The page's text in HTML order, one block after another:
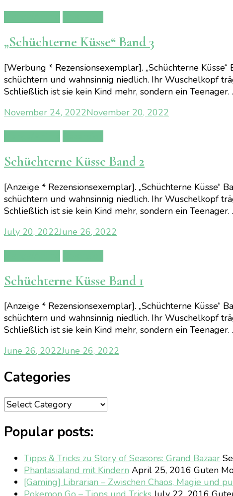
„Schüchterne Küsse“ Band 3
[Werbung * Rezensionsexemplar]. „Schüchterne
schüchtern und wahnsinnig niedlich. Ihr Wuschelkopf
Schließlich ist sie kein Kind mehr, sondern ein Teenager.
November 24, 2022November 20, 2022
Schüchterne Küsse Band 2
[Anzeige * Rezensionsexemplar]. „Schüchterne Küsse“
schüchtern und wahnsinnig niedlich. Ihr Wuschelkopf
Schließlich ist sie kein Kind mehr, sondern ein Teenager.
July 20, 2022June 26, 2022
Schüchterne Küsse Band 1
[Anzeige * Rezensionsexemplar]. „Schüchterne Küsse“
schüchtern und wahnsinnig niedlich. Ihr Wuschelkopf
Schließlich ist sie kein Kind mehr, sondern ein Teenager.
June 26, 2022June 26, 2022
Categories
Categories
Popular posts:
Tipps & Tricks zu Story of Seasons: Grand Bazaar
Phantasialand mit Kindern April 25, 2016 Guten
[Gaming] Librarian – Zwischen Chaos, Magie und